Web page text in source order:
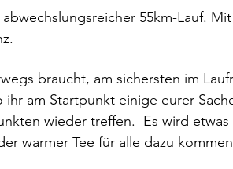
55km-Lauf.
braucht, am sichersten im
ihr am Startpunkt einige eurer
wieder treffen.  Es wird
warmer Tee für alle dazu